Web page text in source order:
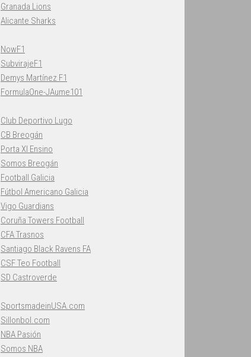
Granada Lions
Alicante Sharks
NowF1
SubvirajeF1
Demys Martínez F1
FormulaOne-JAume101
Club Deportivo Lugo
CB Breogán
Porta XI Ensino
Somos Breogán
Football Galicia
Fútbol Americano Galicia
Vigo Guardians
Coruña Towers Football
CFA Trasnos
Santiago Black Ravens FA
CSF Teo Football
SD Castroverde
SportsmadeinUSA.com
Sillonbol.com
NBA Pasión
Somos NBA